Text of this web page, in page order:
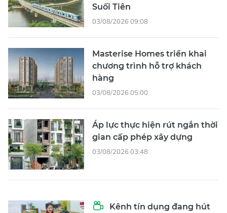
Suối Tiên
03/08/2026 09:08
Masterise Homes triển khai
chương trình hỗ trợ khách
hàng
03/08/2026 05:00
Áp lực thực hiện rút ngắn thời
gian cấp phép xây dựng
03/08/2026 03:48
Kênh tín dụng đang hút